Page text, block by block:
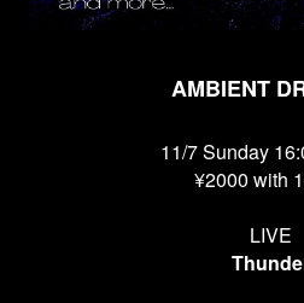
AMBIENT
11/7 Sunday
¥2000 with
LIVE